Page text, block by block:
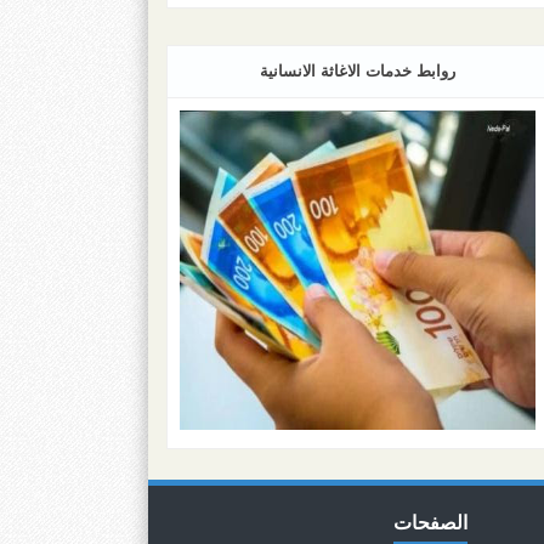
روابط خدمات الاغاثة الانسانية
الصفحات